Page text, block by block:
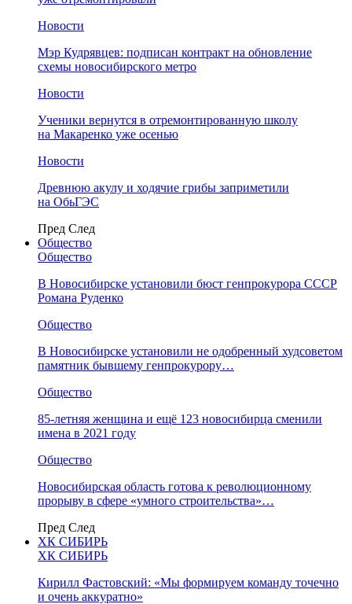
Новости
Мэр Кудрявцев: подписан контракт на обновление
схемы новосибирского метро
Новости
Ученики вернутся в отремонтированную школу
на Макаренко уже осенью
Новости
Древнюю акулу и ходячие грибы заприметили
на ОбьГЭС
Пред След
Общество
Общество
В Новосибирске установили бюст генпрокурора СССР
Романа Руденко
Общество
В Новосибирске установили не одобренный худсоветом
памятник бывшему генпрокурору…
Общество
85-летняя женщина и ещё 123 новосибирца сменили
имена в 2021 году
Общество
Новосибирская область готова к революционному
прорыву в сфере «умного строительства»…
Пред След
ХК СИБИРЬ
ХК СИБИРЬ
Кирилл Фастовский: «Мы формируем команду точечно
и очень аккуратно»